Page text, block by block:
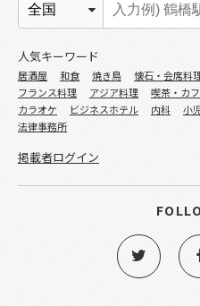
人気キーワード
居酒屋 和食 焼き鳥 懐石・会席料
フランス料理
アジア料理 喫茶・カ
カラオケ
ビジネスホテル 内科 小
法律事務所
掲載者ログイン